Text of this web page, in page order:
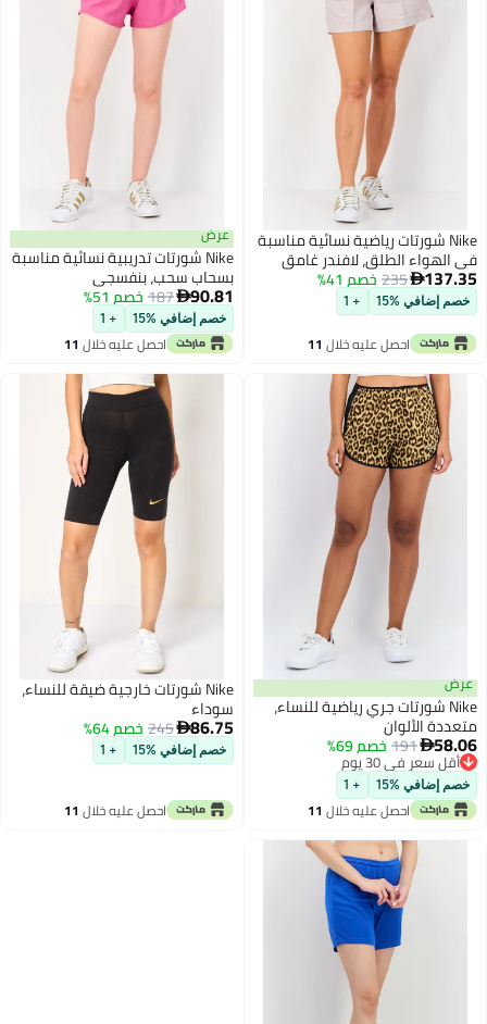
Nike شورتات رياضية نسائية مناسبة
الطلق، لافندر غامق

235خصم 41%
إضافي %15 + 1
احصل عليه خلال11
اغسطس
عرض
Nike شورتات تدريبية نسائية مناسبة
بسحاب سحب، بنفسجي
90.81
187خصم 51%
خصم إضافي %15 + 1
احصل عليه خلال11
اغسطس
Nike شورتات جري رياضية للنساء،
الألوان

191خصم 69%
سعر في 30 يوم
سعر في 30 يوم
إضافي %15 + 1
احصل عليه خلال11
اغسطس
Nike شورتات خارجية ضيقة للنساء،
سوداء
86.75
245خصم 64%
خصم إضافي %15 + 1
احصل عليه خلال11
اغسطس